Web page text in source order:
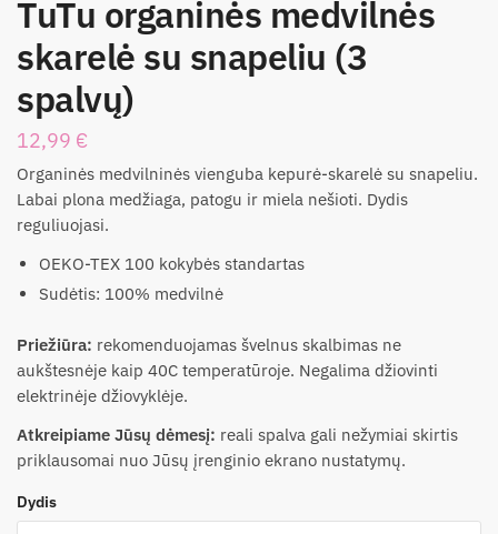
TuTu organinės medvilnės
skarelė su snapeliu (3
spalvų)
12,99 €
Organinės medvilninės vienguba kepurė-skarelė su snapeliu.
Labai plona medžiaga, patogu ir miela nešioti. Dydis
reguliuojasi.
OEKO-TEX 100 kokybės standartas
Sudėtis: 100% medvilnė
Priežiūra: rekomenduojamas švelnus skalbimas ne
aukštesnėje kaip 40C temperatūroje. Negalima džiovinti
elektrinėje džiovyklėje.
Atkreipiame Jūsų dėmesį: reali spalva gali nežymiai skirtis
priklausomai nuo Jūsų įrenginio ekrano nustatymų.
Dydis